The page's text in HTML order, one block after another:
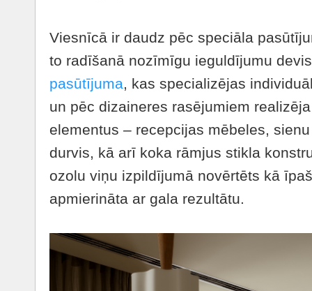
Viesnīcā ir daudz pēc speciāla
to radīšanā nozīmīgu ieguldījumu devis
pasūtījuma, kas specializējas
un pēc dizaineres rasējumiem
elementus – recepcijas mēbeles,
durvis, kā arī koka rāmjus stikla
ozolu viņu izpildījumā novērtēts kā
apmierināta ar gala rezultātu.